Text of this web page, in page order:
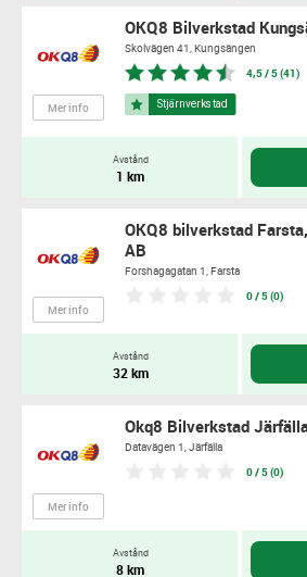
Mer info
OKQ8 Bilverkstad
Skolvägen 41,Kungsängen
4,5 / 5 (41)
Avstånd
1 km
Mer info
OKQ8 bilverkstad
AB
Forshagagatan 1,Farsta
0 / 5 (0)
Avstånd
32 km
Mer info
Okq8 Bilverkstad
Datavägen 1,Järfälla
0 / 5 (0)
Avstånd
8 km